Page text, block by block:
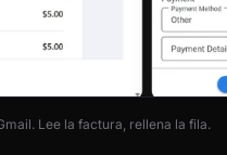
Lee la factura, rellena la fila.